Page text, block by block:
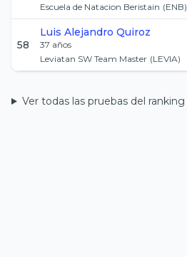
Escuela de Natacion Beristain (ENB)
58
Luis Alejandro Quiroz
37 años
Leviatan SW Team Master (LEVIA)
Ver todas las pruebas del ranking